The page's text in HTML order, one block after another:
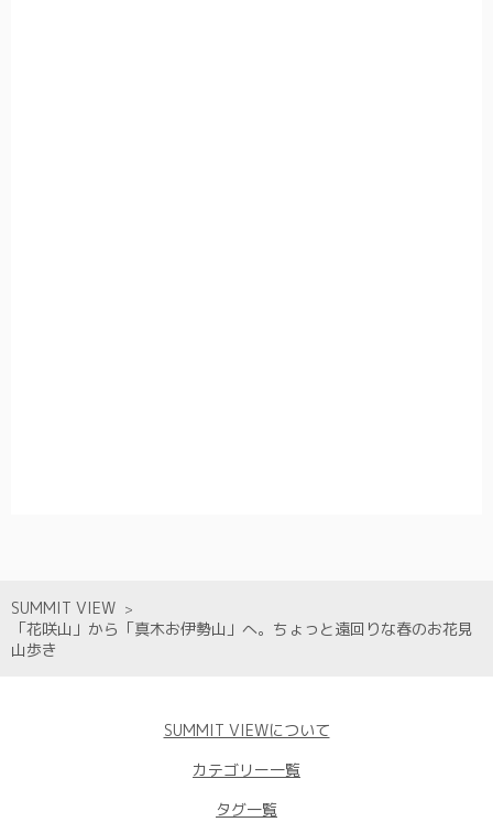
SUMMIT VIEW
「花咲山」から「真木お伊勢山」へ。ちょっと遠回りな春のお花見
山歩き
SUMMIT VIEWについて
カテゴリー一覧
タグ一覧